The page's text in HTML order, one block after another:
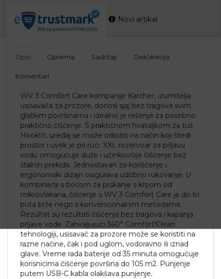
Novi artikal
Opis Oprema Sadržaji Deklaracija
Komentari
WV 3 Comfort Care kompanije Kärcher, izumitelja
usisavača za prozore, donosi sjaj bez tragova svim
glatkim površinama i idealno je rešenje za posebno
praktično čišćenje. S praktičnom hvataljkom za tuš
Hook!It, uređaj se može odložiti na način koji štedi
prostor i uvek je pri ruci. XXL rezervoar za prljavu
vodu omogućuje duže i učinkovitije čišćenje bez
stalnih prekida. Jednostavan za korišćenje i
ergonomski dizajn osigurava udobno rukovanje. U
kombinaciji s bocom za prskanje s krpom od
mikrovlakana, čišćenje s WV 3 Comfort Care je do tri
puta brže nego s konvencionalnim metodama.
Rezultat su rezultati čišćenja bez tragova i kapanja
prljave vode. Zahvaljujući 360° Comfort!Clean
tehnologiji, usisavač za prozore može se koristiti na
razne načine, čak i pod uglom, vodoravno ili iznad
glave. Vreme rada baterije od 35 minuta omogućuje
korisnicima čišćenje površina do 105 m2. Punjenje
putem USB-C kabla olakšava punjenje.